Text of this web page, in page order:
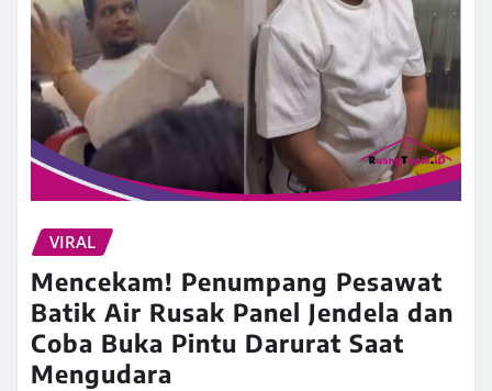
VIRAL
Mencekam! Penumpang Pesawat
Batik Air Rusak Panel Jendela dan
Coba Buka Pintu Darurat Saat
Mengudara